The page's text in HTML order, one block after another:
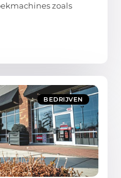
zoals
BEDRIJVEN